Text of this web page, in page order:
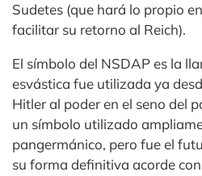
Sudetes (que hará lo propio
facilitar su retorno al Reich).
El símbolo del NSDAP es la
esvástica fue utilizada ya
Hitler al poder en el seno del
un símbolo utilizado
pangermánico, pero fue el
su forma definitiva acorde